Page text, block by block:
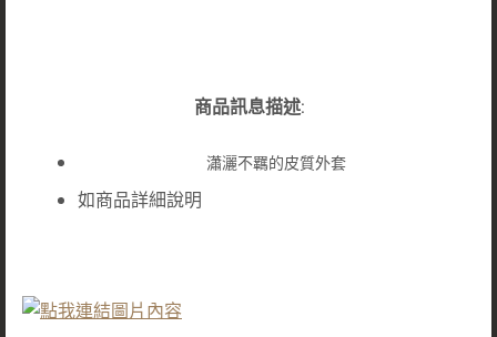
商品訊息描述:
瀟灑不羈的皮質外套
如商品詳細說明